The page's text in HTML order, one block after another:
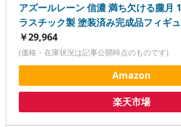
アズールレーン 信濃 満ち欠ける朧月
ラスチック製 塗装済み完成品フィギ
￥29,964
(価格・在庫状況は記事公開時点のものです)
Amazon
楽天市場